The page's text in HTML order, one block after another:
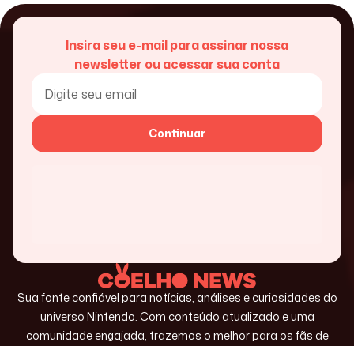
Insira seu e-mail para assinar nossa
newsletter ou acessar sua conta
Continuar
Sua fonte confiável para notícias, análises e curiosidades do
universo Nintendo. Com conteúdo atualizado e uma
comunidade engajada, trazemos o melhor para os fãs de